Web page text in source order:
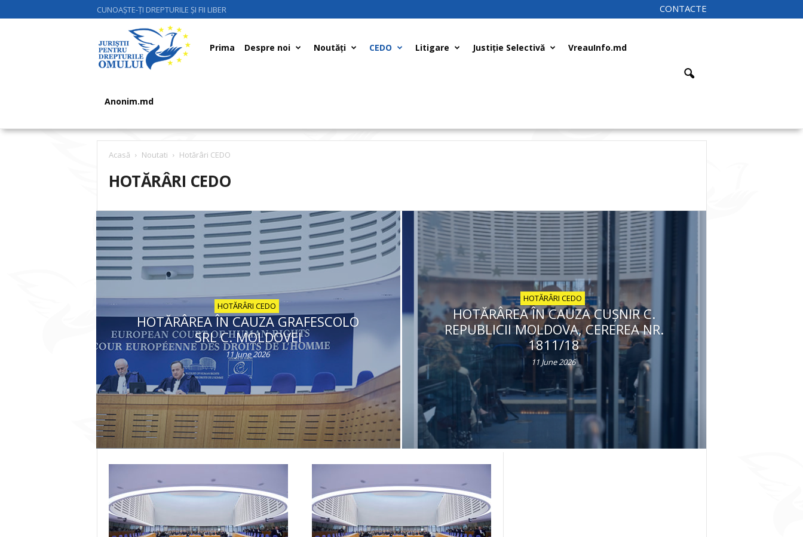
CUNOAȘTE-ȚI DREPTURILE ȘI FII LIBER CONTACTE
Juriştii
Drepturile
Omului
Prima Despre noi Noutăți CEDO Litigare Justiţie Selectivă VreauInfo.md
Anonim.md
Acasă Noutati Hotărâri CEDO
HOTĂRÂRI CEDO
HOTĂRÂRI CEDO
HOTĂRÂREA ÎN CAUZA GRAFESCOLO
SRL C. MOLDOVEI
11 June 2026
HOTĂRÂRI CEDO
HOTĂRÂREA ÎN CAUZA CUŞNIR C.
REPUBLICII MOLDOVA, CEREREA NR.
1811/18
11 June 2026